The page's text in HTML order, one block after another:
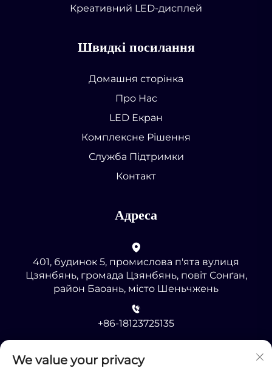
Креативний LED-дисплей
Швидкі посилання
Домашня сторінка
Про Нас
LED Екран
Комплексне Рішення
Служба Підтримки
Контакт
Адреса
401, будинок 5, промислова п'ята вулиця
Цзянбянь, громада Цзянбянь, повіт Сонґан,
район Баоань, місто Шеньчжень
+86-18123725135
[email protected]
We value your privacy